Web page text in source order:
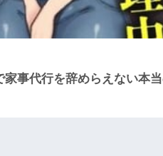
事代行を辞めらえない本